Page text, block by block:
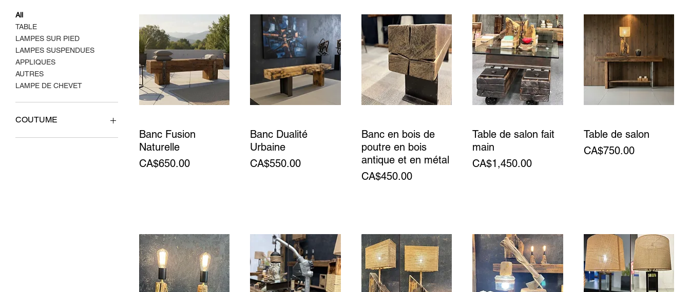
All
TABLE
LAMPES SUR PIED
LAMPES SUSPENDUES
APPLIQUES
AUTRES
LAMPE DE CHEVET
COUTUME
TABLE
Banc Fusion
Naturelle
Price
CA$650.00
Banc Dualité
Urbaine
Price
CA$550.00
Banc en bois de
poutre en bois
antique et en métal
Price
CA$450.00
Table de salon fait
main
Price
CA$1,450.00
Table de salon
Price
CA$750.00